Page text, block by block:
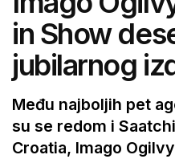
in Show
jubilarnog
Među najboljih pet
su se redom i
Croatia, Imago